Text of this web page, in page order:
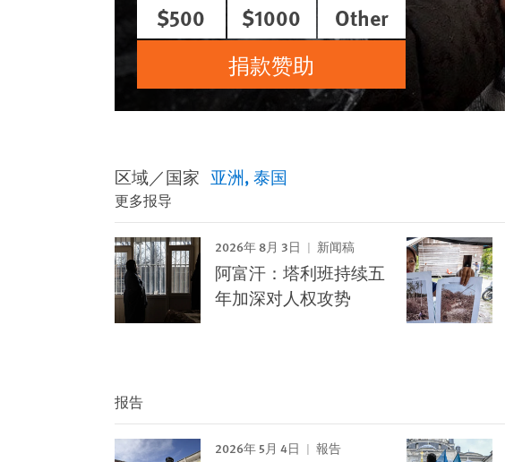
$500
$1000
Other
捐款赞助
区域／国家 亚洲 泰国
更多报导
2026年 8月 3日 新闻稿
阿富汗：塔利班持续五
年加深对人权攻势
报告
2026年 5月 4日 報告